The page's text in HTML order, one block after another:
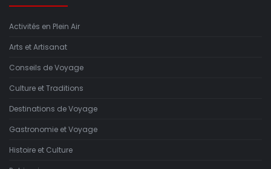
Activités en Plein Air
Arts et Artisanat
Conseils de Voyage
Culture et Traditions
Destinations de Voyage
Gastronomie et Voyage
Histoire et Culture